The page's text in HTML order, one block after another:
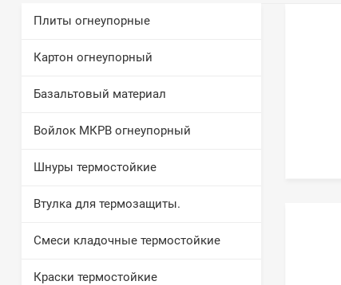
Плиты огнеупорные
Картон огнеупорный
Базальтовый материал
Войлок МКРВ огнеупорный
Шнуры термостойкие
Втулка для термозащиты.
Смеси кладочные термостойкие
Краски термостойкие